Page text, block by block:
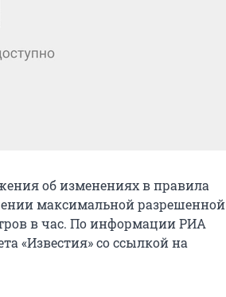
об изменениях в правила
максимальной разрешенной
в час. По информации РИА
«Известия» со ссылкой на